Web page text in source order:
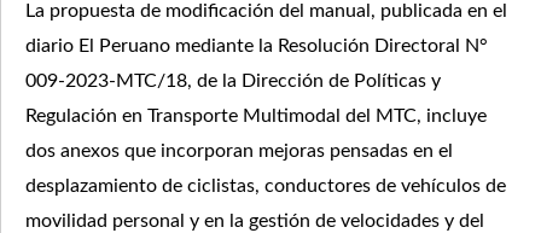
La propuesta de modificación del manual, publicada en el
diario El Peruano mediante la Resolución Directoral N°
009-2023-MTC/18, de la Dirección de Políticas y
Regulación en Transporte Multimodal del MTC, incluye
dos anexos que incorporan mejoras pensadas en el
desplazamiento de ciclistas, conductores de vehículos de
movilidad personal y en la gestión de velocidades y del